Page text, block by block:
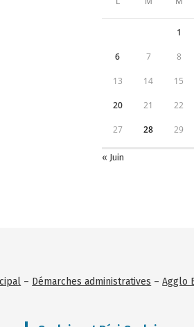
1
6 7 8
13 14 15
20 21 22
27 28 29
« Juin
– Démarches administratives –Agglo